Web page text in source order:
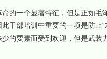
一个显著特征，但是正如毛
干部培训中重要的一项是防止
的要素而受到欢迎，但是武